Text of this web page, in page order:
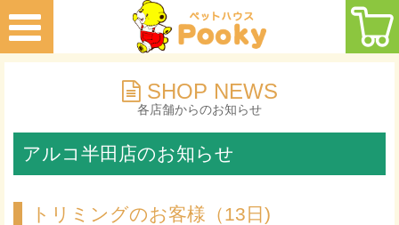
SHOP NEWS
各店舗からのお知らせ
アルコ半田店のお知らせ
トリミングのお客様（13日)